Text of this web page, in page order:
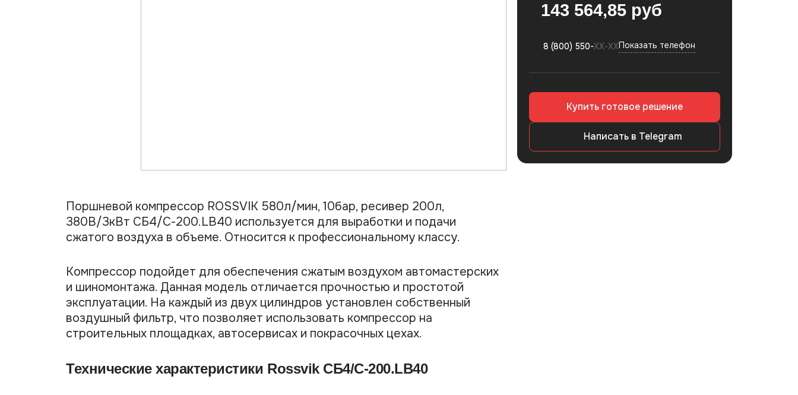
Поршневой компрессор ROSSVIK 580л/мин, 10бар, ресивер 200л,
380В/3кВт СБ4/С-200.LB40 используется для выработки и подачи
сжатого воздуха в объеме. Относится к профессиональному классу.
Компрессор подойдет для обеспечения сжатым воздухом автомастерских
и шиномонтажа. Данная модель отличается прочностью и простотой
эксплуатации. На каждый из двух цилиндров установлен собственный
воздушный фильтр, что позволяет использовать компрессор на
строительных площадках, автосервисах и покрасочных цехах.
Технические характеристики Rossvik СБ4/С-200.LB40
143 564,85 руб
8 (800) 550-ХХ-ХХПоказать телефон
Купить готовое решение
Написать в Telegram